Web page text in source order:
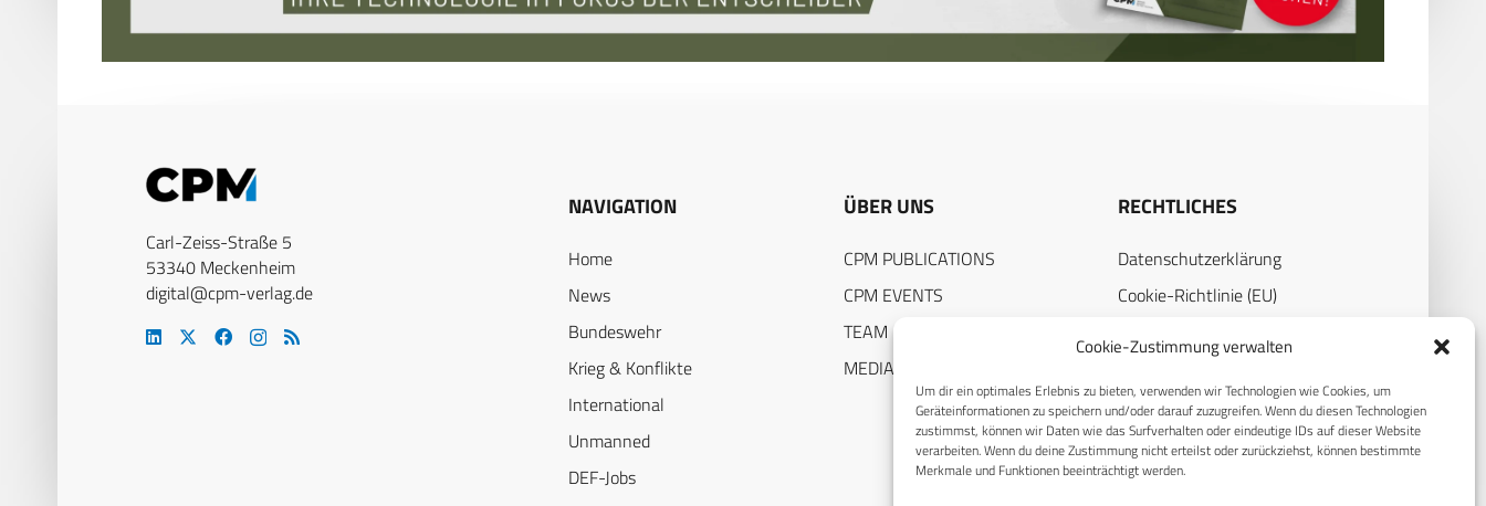
Cookie-Zustimmung verwalten
Um dir ein optimales Erlebnis zu bieten, verwenden wir Technologien wie Cookies, um
Geräteinformationen zu speichern und/oder darauf zuzugreifen. Wenn du diesen Technologien
zustimmst, können wir Daten wie das Surfverhalten oder eindeutige IDs auf dieser Website
verarbeiten. Wenn du deine Zustimmung nicht erteilst oder zurückziehst, können bestimmte
Merkmale und Funktionen beeinträchtigt werden.
Carl-Zeiss-Straße 5
53340 Meckenheim
digital@cpm-verlag.de
NAVIGATION
Home
News
Bundeswehr
Krieg & Konflikte
International
Unmanned
DEF-Jobs
ÜBER UNS
CPM PUBLICATIONS
CPM EVENTS
TEAM
MEDIADATEN
RECHTLICHES
Datenschutzerklärung
Cookie-Richtlinie (EU)
Impressum